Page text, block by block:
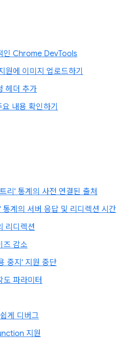
인 Chrome DevTools
원에 이미지 업로드하기
헤더 추가
내용 확인하기
리' 통계의 사전 연결된 출처
계의 서버 응답 및 리디렉션 시간
리디렉션
즈 감소
중지' 지원 중단
도 파라미터
게 디버그
지원